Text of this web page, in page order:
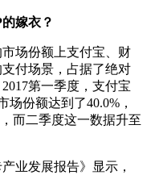
嫁衣？
市场份额上支付宝、财
付场景，占据了绝对
第一季度，支付宝
场份额达到了40.0%，
而二季度这一数据升至
发展报告》显示，